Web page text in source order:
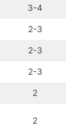
3-4
2-3
2-3
2-3
2
2